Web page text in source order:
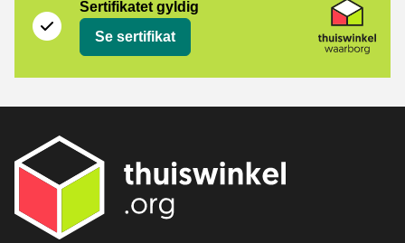
Sertifikatet gyldig
Se sertifikat